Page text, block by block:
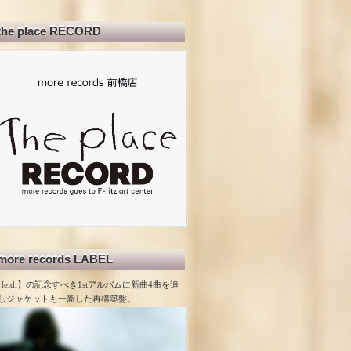
place RECORD
records LABEL
】の記念すべき1stアルバムに新曲4曲を追
ジャケットも一新した再構築盤。